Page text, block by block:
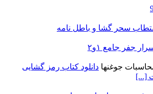
سحر گشا و باطل نامه
جفر جامع ۱و۲
دانلود کتاب رمز گشایی
[...]